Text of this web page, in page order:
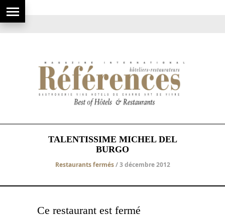
TALENTISSIME MICHEL DEL
BURGO
Restaurants fermés/ 3 décembre 2012
Ce restaurant est fermé